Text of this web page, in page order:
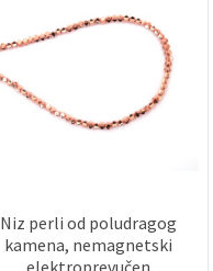
Niz perli od poludragog
kamena, nemagnetski